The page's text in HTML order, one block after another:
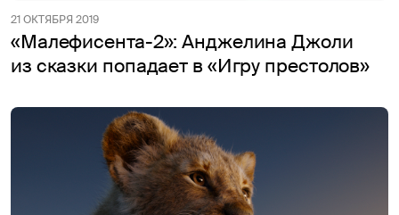
21 ОКТЯБРЯ 2019
«Малефисента-2»: Анджелина Джоли
из сказки попадает в «Игру престолов»